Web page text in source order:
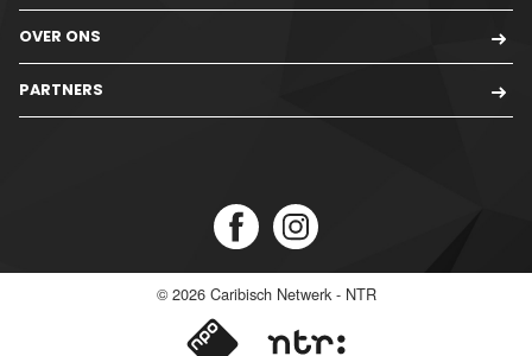
OVER ONS
PARTNERS
© 2026 Caribisch Netwerk - NTR